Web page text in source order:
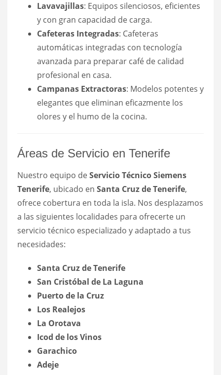
Lavavajillas: Equipos silenciosos, eficientes
y con gran capacidad de carga.
Cafeteras Integradas: Cafeteras
automáticas integradas con tecnología
avanzada para preparar café de calidad
profesional en casa.
Campanas Extractoras: Modelos potentes y
elegantes que eliminan eficazmente los
olores y el humo de la cocina.
Áreas de Servicio en Tenerife
Nuestro equipo deServicio Técnico Siemens
Tenerife, ubicado en Santa Cruz de Tenerife,
ofrece cobertura en toda la isla. Nos desplazamos
a las siguientes localidades para ofrecerte un
servicio técnico especializado y adaptado a tus
necesidades:
Santa Cruz de Tenerife
San Cristóbal de La Laguna
Puerto de la Cruz
Los Realejos
La Orotava
Icod de los Vinos
Garachico
Adeje